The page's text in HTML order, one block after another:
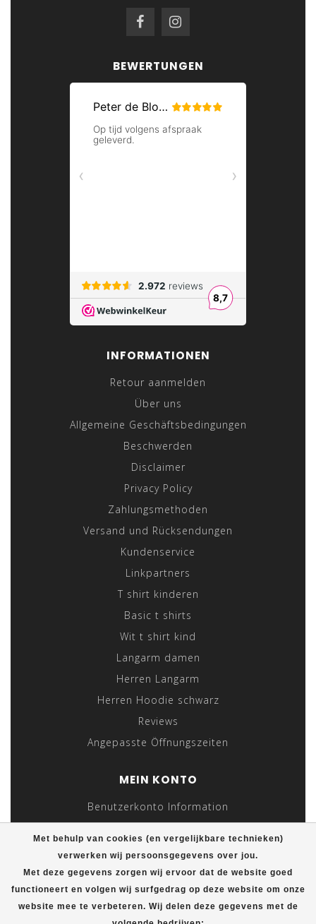
Met behulp van cookies (en vergelijkbare technieken)
verwerken wij persoonsgegevens over jou.
Met deze gegevens zorgen wij ervoor dat de website goed
functioneert en volgen wij surfgedrag op deze website om onze
website mee te verbeteren. Wij delen deze gegevens met de
BEWERTUNGEN
INFORMATIONEN
Retour aanmelden
Über uns
Allgemeine Geschäftsbedingungen
Beschwerden
Disclaimer
Privacy Policy
Zahlungsmethoden
Versand und Rücksendungen
Kundenservice
Linkpartners
T shirt kinderen
Basic t shirts
Wit t shirt kind
Langarm damen
Herren Langarm
Herren Hoodie schwarz
Reviews
Angepasste Öffnungszeiten
MEIN KONTO
Benutzerkonto Information
Meine Bestellungen
Meine Nachrichten (Tickets)
Mein Wunschzettel
Vergleichen
Alle Produkte